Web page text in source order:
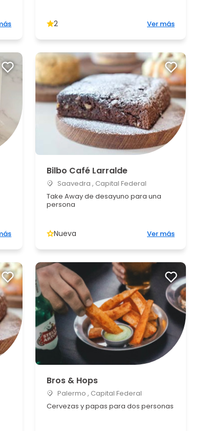
2 Ver más
Bilbo Café Larralde
Saavedra , Capital Federal
Take Away de desayuno para una
persona
Nueva Ver más
Bros & Hops
Palermo , Capital Federal
Cervezas y papas para dos personas